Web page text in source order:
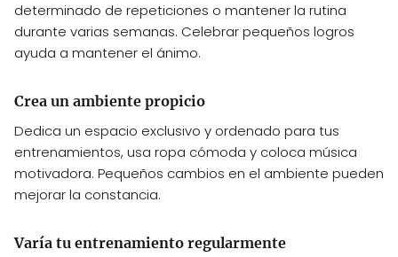
determinado de repeticiones o mantener la rutina
durante varias semanas. Celebrar pequeños logros
ayuda a mantener el ánimo.
Crea un ambiente propicio
Dedica un espacio exclusivo y ordenado para tus
entrenamientos, usa ropa cómoda y coloca música
motivadora. Pequeños cambios en el ambiente pueden
mejorar la constancia.
Varía tu entrenamiento regularmente